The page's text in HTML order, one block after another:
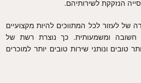
הנזקקת לשירותיהם.
של לעזור לכל המתווכים להיות מקצועיים
חשובה ומשמעותית. כך נוצרת רשת של
טובים ונותני שירות טובים יותר למוכרים